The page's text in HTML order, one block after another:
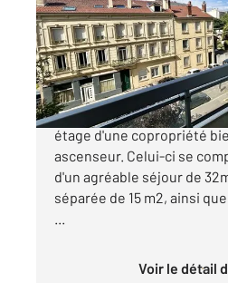
Appartement F5 à
99 000 €
PLACE BELLEVUE : Bel F5
étage d'une copropriété
ascenseur. Celui-ci se
d'un agréable séjour de
séparée de 15 m2, ainsi
...
Voir le détail